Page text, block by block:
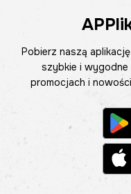
Pobierz naszą
szybkie i wygodne
promocjach i